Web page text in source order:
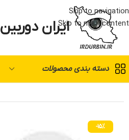
Skip to navigation
Skip to main contentایران دوربین
دسته بندی محصولات
-15%